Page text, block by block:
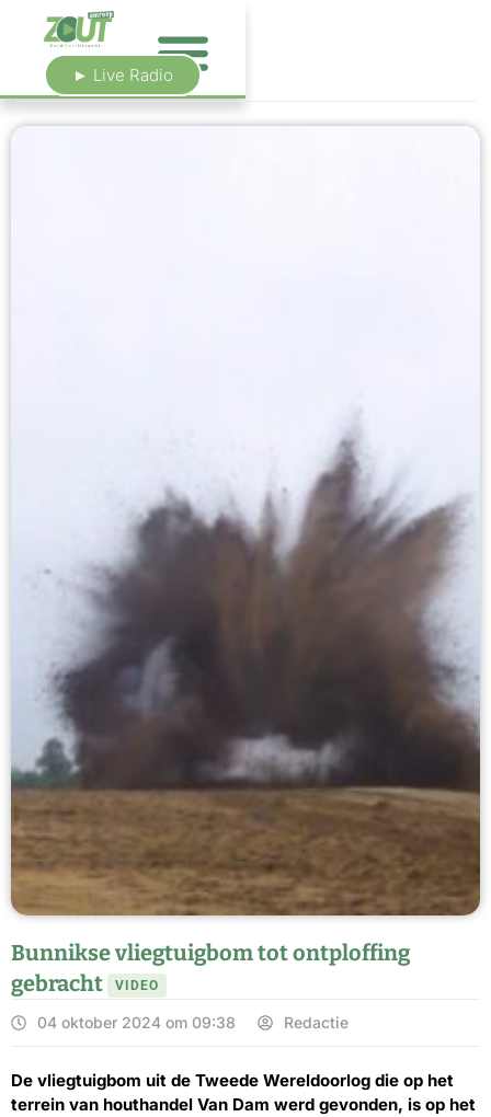
► Live Radio
Bunnikse vliegtuigbom tot ontploffing
gebracht
VIDEO
04 oktober 2024 om 09:38 Redactie
De vliegtuigbom uit de Tweede Wereldoorlog die op het
terrein van houthandel Van Dam werd gevonden, is op het